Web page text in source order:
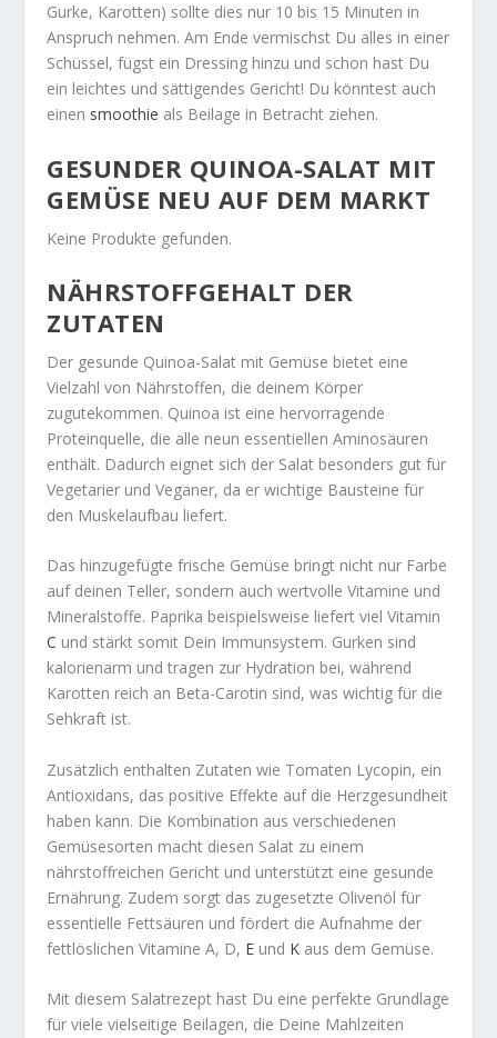
Gurke, Karotten) sollte dies nur 10 bis 15 Minuten in
Anspruch nehmen. Am Ende vermischst Du alles in einer
Schüssel, fügst ein Dressing hinzu und schon hast Du
ein leichtes und sättigendes Gericht! Du könntest auch
einen smoothie als Beilage in Betracht ziehen.
GESUNDER QUINOA-SALAT MIT
GEMÜSE NEU AUF DEM MARKT
Keine Produkte gefunden.
NÄHRSTOFFGEHALT DER
ZUTATEN
Der gesunde Quinoa-Salat mit Gemüse bietet eine
Vielzahl von Nährstoffen, die deinem Körper
zugutekommen. Quinoa ist eine hervorragende
Proteinquelle, die alle neun essentiellen Aminosäuren
enthält. Dadurch eignet sich der Salat besonders gut für
Vegetarier und Veganer, da er wichtige Bausteine für
den Muskelaufbau liefert.
Das hinzugefügte frische Gemüse bringt nicht nur Farbe
auf deinen Teller, sondern auch wertvolle Vitamine und
Mineralstoffe. Paprika beispielsweise liefert viel Vitamin
C und stärkt somit Dein Immunsystem. Gurken sind
kalorienarm und tragen zur Hydration bei, während
Karotten reich an Beta-Carotin sind, was wichtig für die
Sehkraft ist.
Zusätzlich enthalten Zutaten wie Tomaten Lycopin, ein
Antioxidans, das positive Effekte auf die Herzgesundheit
haben kann. Die Kombination aus verschiedenen
Gemüsesorten macht diesen Salat zu einem
nährstoffreichen Gericht und unterstützt eine gesunde
Ernährung. Zudem sorgt das zugesetzte Olivenöl für
essentielle Fettsäuren und fördert die Aufnahme der
fettlöslichen Vitamine A, D, E und K aus dem Gemüse.
Mit diesem Salatrezept hast Du eine perfekte Grundlage
für viele vielseitige Beilagen, die Deine Mahlzeiten